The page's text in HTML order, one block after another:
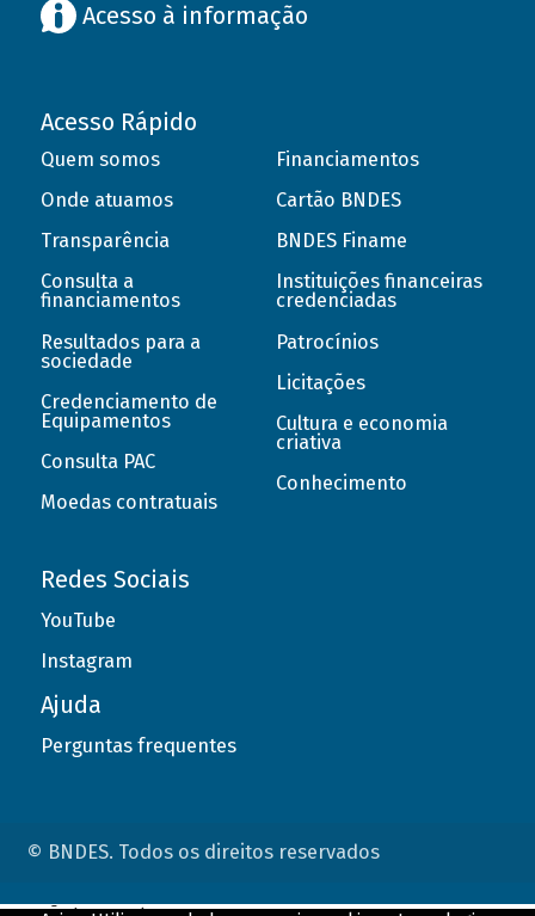
Acesso à informação
Acesso Rápido
Quem somos
Onde atuamos
Transparência
Consulta a
financiamentos
Resultados para a
sociedade
Credenciamento de
Equipamentos
Consulta PAC
Moedas contratuais
Financiamentos
Cartão BNDES
BNDES Finame
Instituições financeiras
credenciadas
Patrocínios
Licitações
Cultura e economia
criativa
Conhecimento
Redes Sociais
YouTube
Instagram
Ajuda
Perguntas frequentes
© BNDES. Todos os direitos reservados